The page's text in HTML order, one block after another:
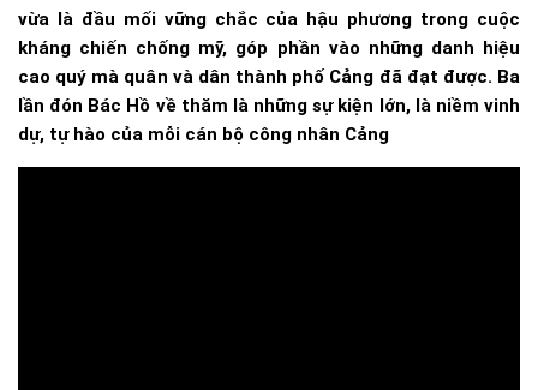
vừa là đầu mối vững chắc của hậu phương trong cuộc
kháng chiến chống mỹ, góp phần vào những danh hiệu
cao quý mà quân và dân thành phố Cảng đã đạt được. Ba
lần đón Bác Hồ về thăm là những sự kiện lớn, là niềm vinh
dự, tự hào của mỗi cán bộ công nhân Cảng